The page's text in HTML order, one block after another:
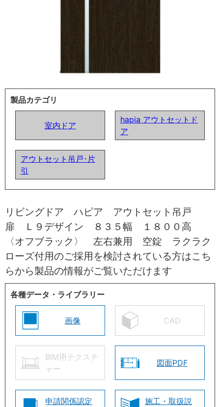
製品カテゴリ
室内ドア
hapia アウトセットド
ア
アウトセット吊戸･片
引
リビングドア ハピア アウトセット吊戸
扉 Ｌ９デザイン ８３５幅 １８００高
〈オフブラック〉 左右兼用 空錠 ラクラク
ローズ付用のご採用を検討されている方はこち
らから製品の情報がご覧いただけます
各種データ・ライブラリー
画像 CAD
BIM用テクスチ
ャー
図面PDF
申請関係認定
施工・取扱説